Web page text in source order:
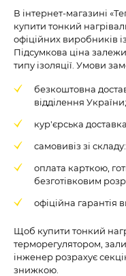
В інтернет-магазині
купити тонкий
офіційних виробників
Підсумкова ціна
типу ізоляції. Умови
безкоштовна
відділення України;
кур'єрська
самовивіз зі
оплата карткою,
безготівковим
офіційна гарантія
Щоб купити тонкий
терморегулятором,
інженер розрахує
знижкою.